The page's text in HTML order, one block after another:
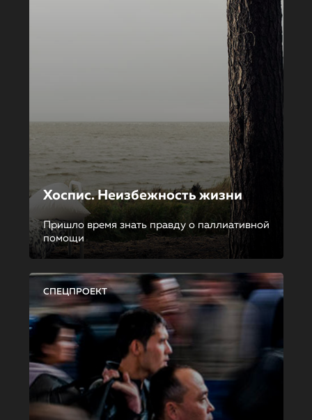
Хоспис. Неизбежность жизни
Пришло время знать правду о паллиативной
помощи
СПЕЦПРОЕКТ